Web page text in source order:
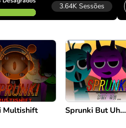
3.64K Sessões
Multishift Sprunki But Uh…